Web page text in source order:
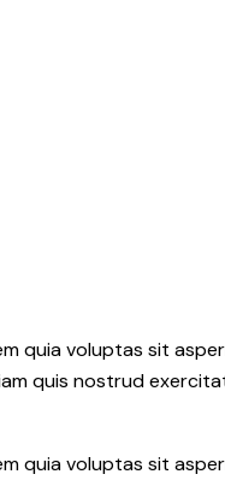
quia voluptas sit
quis nostrud
quia voluptas sit